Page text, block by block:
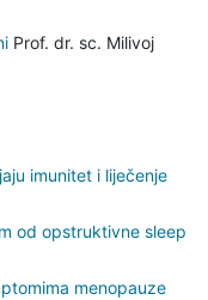
Prof. dr. sc. Milivoj
imunitet i liječenje
od opstruktivne sleep
menopauze